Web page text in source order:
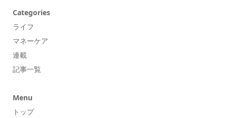
Categories
ライフ
マネーケア
連載
記事一覧
Menu
トップ